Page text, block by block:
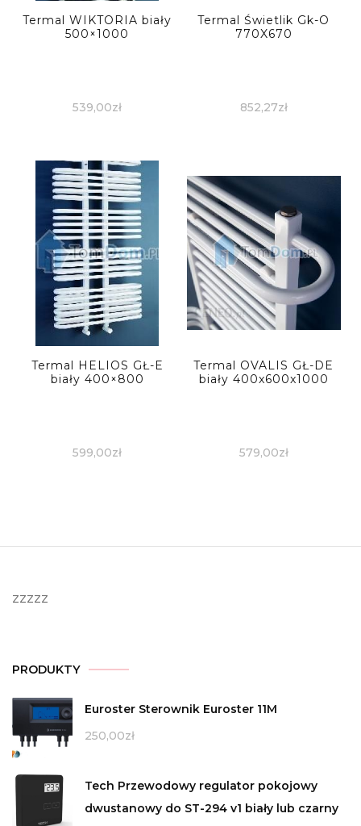
Termal WIKTORIA biały
500×1000
539,00zł
Termal Świetlik Gk-O
770X670
852,27zł
Termal HELIOS GŁ-E
biały 400×800
599,00zł
Termal OVALIS GŁ-DE
biały 400x600x1000
579,00zł
zzzzz
PRODUKTY
Euroster Sterownik Euroster 11M
250,00zł
Tech Przewodowy regulator pokojowy
dwustanowy do ST-294 v1 biały lub czarny